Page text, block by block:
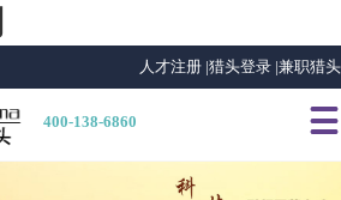
人才注册 |猎头登录 |兼职猎头
400-138-6860 